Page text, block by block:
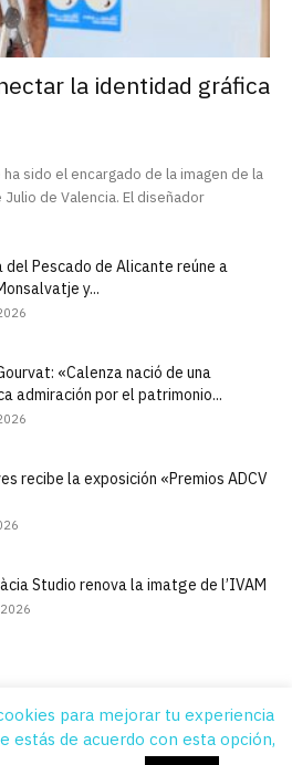
la identidad gráfica
sido el encargado de la imagen de la
de Valencia. El diseñador
del Pescado de Alicante reúne a
y...
«Calenza nació de una
admiración por el patrimonio...
recibe la exposición «Premios ADCV
Studio renova la imatge de l’IVAM
Suscripción Aviso legal Publicidad
para mejorar tu experiencia
estás de acuerdo con esta opción,